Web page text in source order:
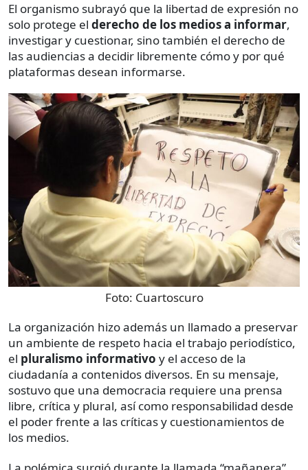
El organismo subrayó que la libertad de expresión no
solo protege el derecho de los medios a informar,
investigar y cuestionar, sino también el derecho de
las audiencias a decidir libremente cómo y por qué
plataformas desean informarse.
Foto: Cuartoscuro
La organización hizo además un llamado a preservar
un ambiente de respeto hacia el trabajo periodístico,
el pluralismo informativo y el acceso de la
ciudadanía a contenidos diversos. En su mensaje,
sostuvo que una democracia requiere una prensa
libre, crítica y plural, así como responsabilidad desde
el poder frente a las críticas y cuestionamientos de
los medios.